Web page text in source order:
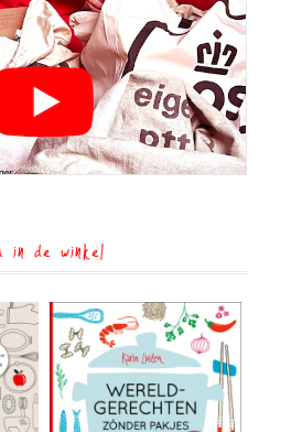
in de winkel